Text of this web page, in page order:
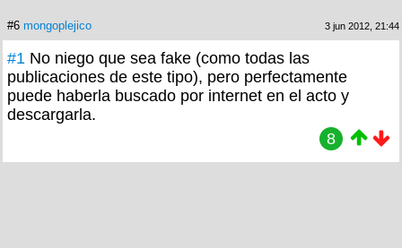
#6 mongoplejico 3 jun 2012, 21:44
#1 No niego que sea fake (como todas las
publicaciones de este tipo), pero perfectamente
puede haberla buscado por internet en el acto y
descargarla.
8